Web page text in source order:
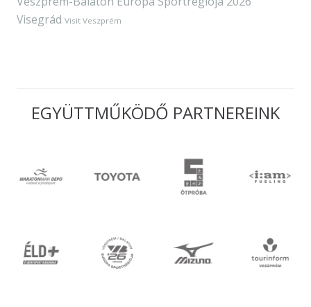
Visegrád Visit Veszprém
EGYÜTTMŰKÖDŐ PARTNEREINK